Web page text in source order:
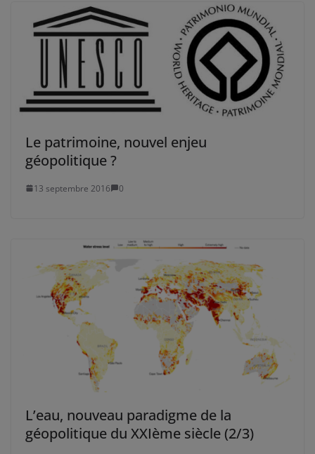
Le patrimoine, nouvel enjeu
géopolitique ?
13 septembre 2016 0
L’eau, nouveau paradigme de la
géopolitique du XXIème siècle (2/3)